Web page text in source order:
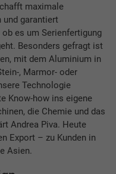
maximale
und garantiert
es um Serienfertigung
Besonders gefragt ist
mit dem Aluminium in
, Marmor- oder
Technologie
Know-how ins eigene
die Chemie und das
Andrea Piva. Heute
Export – zu Kunden in
Asien.